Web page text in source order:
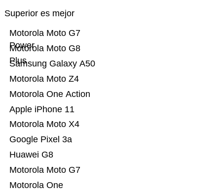
Superior es mejor
Motorola One
Motorola Moto G7
Huawei G8
Google Pixel 3a
Motorola Moto X4
Apple iPhone 11
Motorola One Action
Motorola Moto Z4
Samsung Galaxy A50
Motorola Moto G8
Plus
Motorola Moto G7
Power